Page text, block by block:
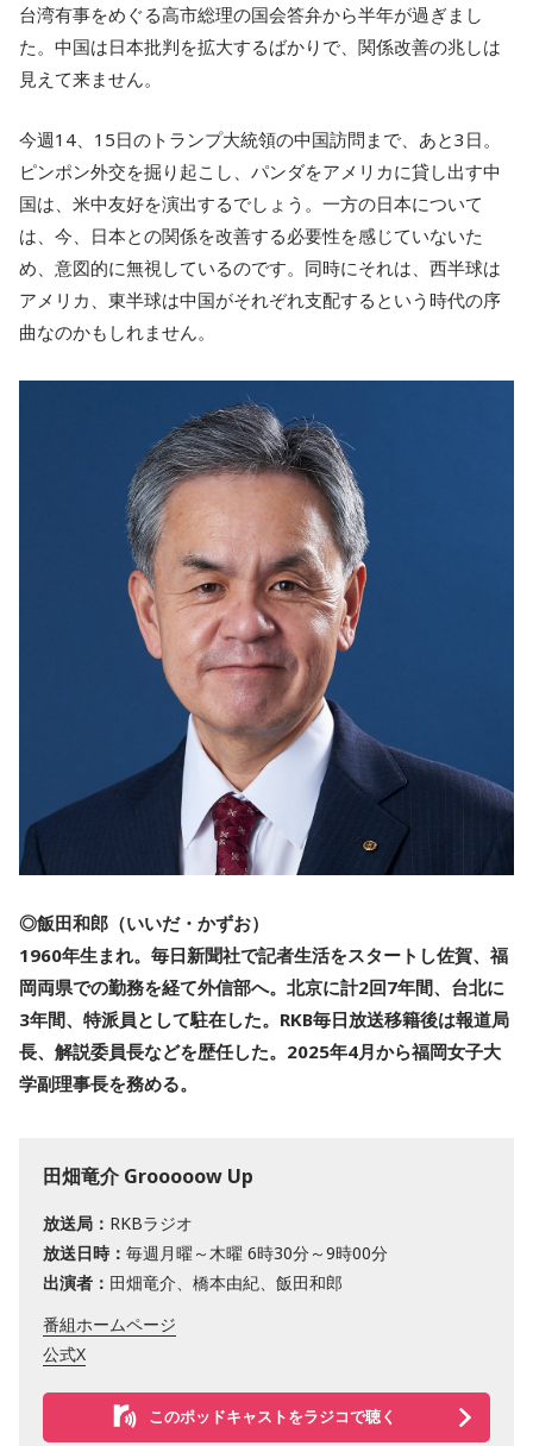
台湾有事をめぐる高市総理の国会答弁から半年が過ぎまし
た。中国は日本批判を拡大するばかりで、関係改善の兆しは
見えて来ません。
今週14、15日のトランプ大統領の中国訪問まで、あと3日。
ピンポン外交を掘り起こし、パンダをアメリカに貸し出す中
国は、米中友好を演出するでしょう。一方の日本について
は、今、日本との関係を改善する必要性を感じていないた
め、意図的に無視しているのです。同時にそれは、西半球は
アメリカ、東半球は中国がそれぞれ支配するという時代の序
曲なのかもしれません。
◎飯田和郎（いいだ・かずお）
1960年生まれ。毎日新聞社で記者生活をスタートし佐賀、福
岡両県での勤務を経て外信部へ。北京に計2回7年間、台北に
3年間、特派員として駐在した。RKB毎日放送移籍後は報道局
長、解説委員長などを歴任した。2025年4月から福岡女子大
学副理事長を務める。
田畑竜介 Grooooow Up
放送局： RKBラジオ
放送日時： 毎週月曜～木曜 6時30分～9時00分
出演者： 田畑竜介、橋本由紀、飯田和郎
番組ホームページ
公式X
このポッドキャストをラジコで聴く